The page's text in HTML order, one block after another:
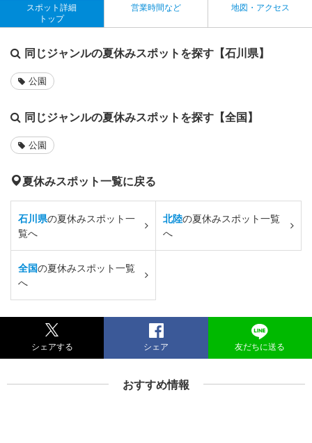
スポット詳細
トップ
営業時間など 地図・アクセス
同じジャンルの夏休みスポットを探す【石川県】
公園
同じジャンルの夏休みスポットを探す【全国】
公園
夏休みスポット一覧に戻る
石川県の夏休みスポット一
覧へ
北陸の夏休みスポット一覧
へ
全国の夏休みスポット一覧
へ
シェアする シェア 友だちに送る
おすすめ情報